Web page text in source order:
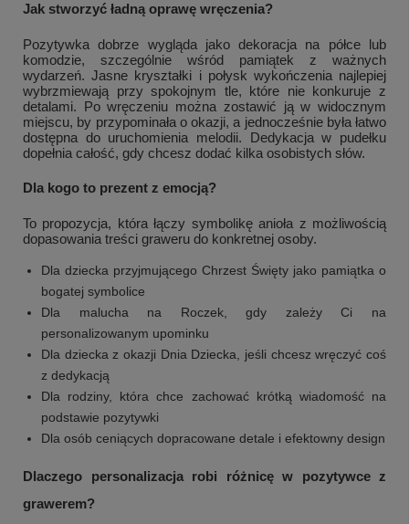
Jak stworzyć ładną oprawę wręczenia?
Pozytywka dobrze wygląda jako dekoracja na półce lub
komodzie, szczególnie wśród pamiątek z ważnych
wydarzeń. Jasne kryształki i połysk wykończenia najlepiej
wybrzmiewają przy spokojnym tle, które nie konkuruje z
detalami. Po wręczeniu można zostawić ją w widocznym
miejscu, by przypominała o okazji, a jednocześnie była łatwo
dostępna do uruchomienia melodii. Dedykacja w pudełku
dopełnia całość, gdy chcesz dodać kilka osobistych słów.
Dla kogo to prezent z emocją?
To propozycja, która łączy symbolikę anioła z możliwością
dopasowania treści graweru do konkretnej osoby.
Dla dziecka przyjmującego Chrzest Święty jako pamiątka o
bogatej symbolice
Dla malucha na Roczek, gdy zależy Ci na
personalizowanym upominku
Dla dziecka z okazji Dnia Dziecka, jeśli chcesz wręczyć coś
z dedykacją
Dla rodziny, która chce zachować krótką wiadomość na
podstawie pozytywki
Dla osób ceniących dopracowane detale i efektowny design
Dlaczego personalizacja robi różnicę w pozytywce z
grawerem?